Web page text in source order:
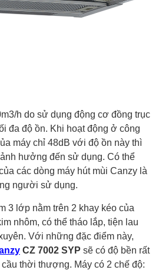
h do sử dụng động cơ đồng trục
đa độ ồn. Khi hoạt động ở công
máy chỉ 48dB với độ ồn này thì
hưởng đến sử dụng. Có thể
các dòng máy hút mùi Canzy là
người sử dụng.
3 lớp nằm trên 2 khay kéo của
nhôm, có thể tháo lắp, tiện lau
Với những đặc điểm này,
CZ 7002 SYP sẽ có độ bền rất
thời thượng. Máy có 2 chế độ: